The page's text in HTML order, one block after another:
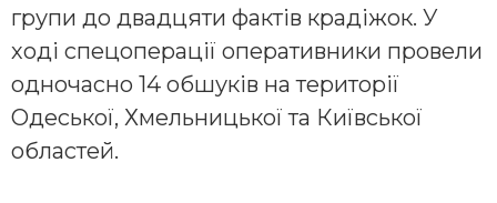
групи до двадцяти фактів крадіжок. У
ході спецоперації оперативники провели
одночасно 14 обшуків на території
Одеської, Хмельницької та Київської
областей.